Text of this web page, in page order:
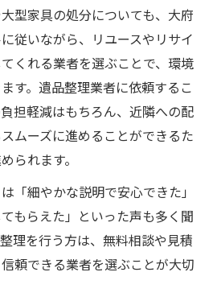
に配慮した遺品整理の流儀
整理で家族の負担を減らす方
で遺品整理をより納得の結果
心の遺品整理術
品を高く買取してもらうコツ
用と買取査定の流れを詳しく
型家具の処分についても、大府
従いながら、リユースやリサイ
くれる業者を選ぶことで、環境
す。遺品整理業者に依頼するこ
担軽減はもちろん、近隣への配
ムーズに進めることができるた
られます。
「細やかな説明で安心できた」
もらえた」といった声も多く聞
理を行う方は、無料相談や見積
頼できる業者を選ぶことが大切